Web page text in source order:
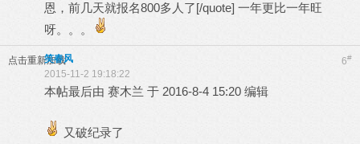
恩，前几天就报名800多人了[/quote] 一年更比一年旺
呀。。。
点击重新加载 6#
笑春风
2015-11-2 19:18:22
本帖最后由 赛木兰 于 2016-8-4 15:20 编辑
又破纪录了